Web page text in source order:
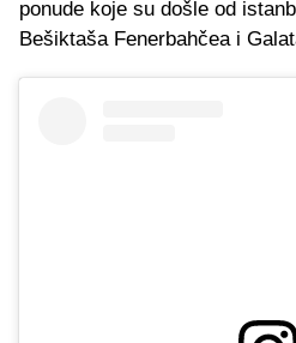
ponude koje su došle od
Bešiktaša Fenerbahčea i